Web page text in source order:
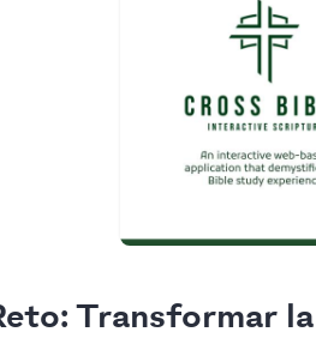
Transformar